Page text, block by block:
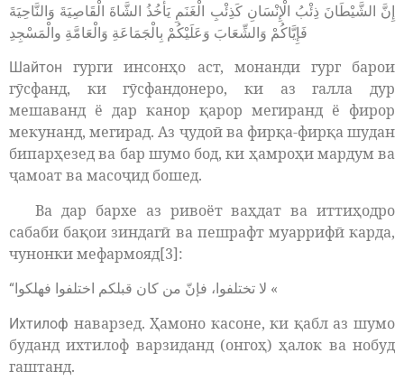
إِنَّ الشَّيْطَانَ ذِئْبُ الْإِنْسَانِ كَذِئْبِ الْغَنَمِ يَأْخُذُ الشَّاةَ الْقَاصِيَةَ وَالنَّاحِيَةَ
فَإِيَّاكُمْ وَالشِّعَابَ وَعَلَيْكُمْ بِالْجَمَاعَةِ وَالْعَامَّةِ والْمَسْجِدِ
Шайтон
гурги инсонҳо аст, монанди гург барои
гӯсфанд, ки гӯсфандонеро, ки аз галла дур
мешаванд ё дар канор қарор мегиранд ё фирор
мекунанд, мегирад. Аз ҷудоӣ ва фирқа-фирқа шудан
бипарҳезед ва бар шумо бод, ки ҳамроҳи мардум ва
ҷамоат ва масоҷид бошед.
Ва дар бархе аз ривоёт ваҳдат ва иттиҳодро
сабаби бақои зиндагӣ ва пешрафт муаррифӣ карда,
чунонки мефармояд[3]:
“ لا تختلفوا، فإنّ من كان قبلكم اختلفوا فهلكوا «
Ихтилоф наварзед. Ҳамоно касоне, ки қабл аз шумо
буданд ихтилоф варзиданд (онгоҳ) ҳалок ва нобуд
гаштанд.